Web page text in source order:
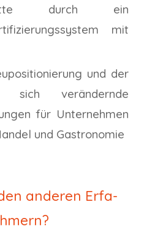
durch ein
mit
und der
sich verändernde
für Unternehmen
und Gastronomie
anderen Erfa-